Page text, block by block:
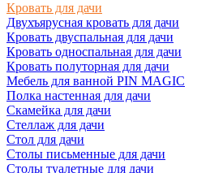
Кровать для дачи
Двухъярусная кровать для дачи
Кровать двуспальная для дачи
Кровать односпальная для дачи
Кровать полуторная для дачи
Мебель для ванной PIN MAGIC
Полка настенная для дачи
Скамейка для дачи
Стеллаж для дачи
Стол для дачи
Столы письменные для дачи
Столы туалетные для дачи